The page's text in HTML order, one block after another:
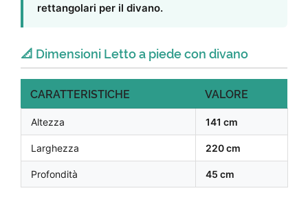
rettangolari per il divano.
📐 Dimensioni Letto a piede con divano
CARATTERISTICHE VALORE
Altezza 141 cm
Larghezza 220 cm
Profondità 45 cm